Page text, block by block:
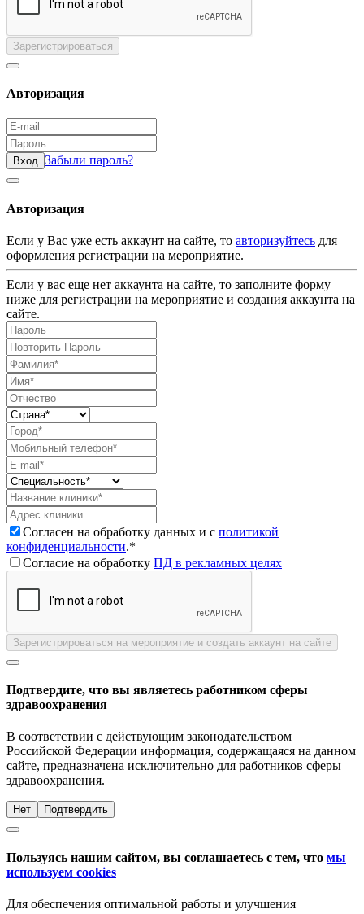
Зарегистрироваться
Авторизация
Вход Забыли пароль?
Авторизация
Если у Вас уже есть аккаунт на сайте, то авторизуйтесь для
оформления регистрации на мероприятие.
Если у вас еще нет аккаунта на сайте, то заполните форму
ниже для регистрации на мероприятие и создания аккаунта на
сайте.
Согласен на обработку данных и с политикой
конфиденциальности.*
Согласие на обработку ПД в рекламных целях
Зарегистрироваться на мероприятие и создать аккаунт на сайте
Подтвердите, что вы являетесь работником сферы
здравоохранения
В соответствии с действующим законодательством
Российской Федерации информация, содержащаяся на данном
сайте, предназначена исключительно для работников сферы
здравоохранения.
Нет Подтвердить
Пользуясь нашим сайтом, вы соглашаетесь с тем, что мы
используем cookies
Для обеспечения оптимальной работы и улучшения